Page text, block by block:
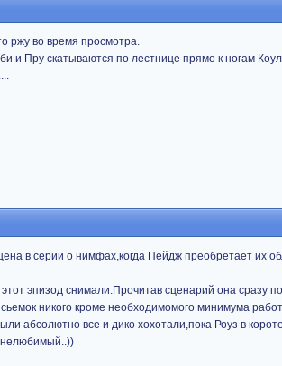
ржу во время просмотра.
и Пру скатываются по лестнице прямо к ногам
в серии о нимфах,когда Пейдж преобретает их
эпизод снимали.Прочитав сценарий она сразу
никого кроме необходимомого минимума
абсолютно все и дико хохотали,пока Роуз в
нелюбимый..))